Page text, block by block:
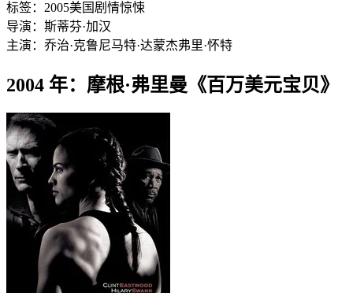
标签： 2005美国剧情惊悚
导演： 斯蒂芬·加汉
主演： 乔治·克鲁尼马特·达蒙杰弗里·怀特
2004 年：摩根·弗里曼《百万美元宝贝》